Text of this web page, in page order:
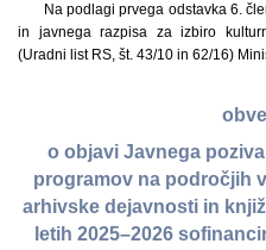
Na podlagi prvega odstavka 6.
in javnega razpisa za izbiro
(Uradni list RS, št. 43/10 in 62/16)
o objavi Javnega
programov na področjih
arhivske dejavnosti in
letih 2025–2026